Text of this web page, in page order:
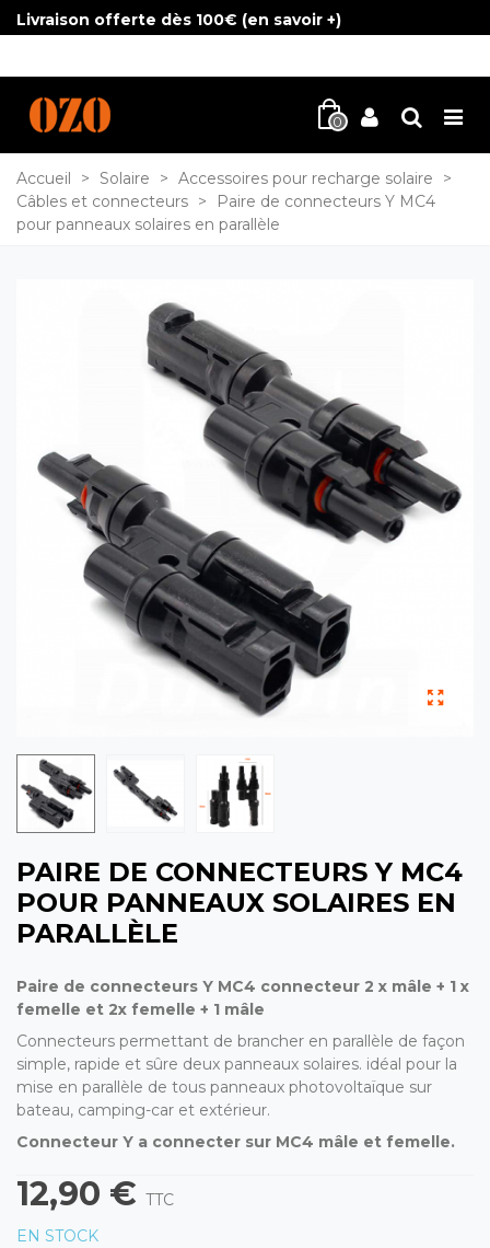
Livraison offerte dès 100€ (en savoir +)
0
Accueil > Solaire > Accessoires pour recharge solaire
>
Câbles et connecteurs >
Paire de connecteurs Y MC4
pour panneaux solaires en parallèle
PAIRE DE CONNECTEURS Y MC4
POUR PANNEAUX SOLAIRES EN
PARALLÈLE
Paire de connecteurs Y MC4 connecteur 2 x mâle + 1 x
femelle et 2x femelle + 1 mâle
Connecteurs permettant de brancher en parallèle de façon
simple, rapide et sûre deux panneaux solaires. idéal pour la
mise en parallèle de tous panneaux photovoltaïque sur
bateau, camping-car et extérieur.
Connecteur Y a connecter sur MC4 mâle et femelle.
12,90 € TTC
EN STOCK